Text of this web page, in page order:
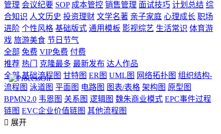
管理 会议纪要 SOP 成本管控 销售管理 面试技巧 计划总结 综
合知识 人文历史 投资理财 文学名著 亲子家庭 心理成长 职场
进阶 个性风格 基础版式 通用模板 影视综艺 生活常识 体育游
戏 旅游美食 节日节气
全部 免费 VIP免费 付费
推荐 热门 克隆最多 最新发布 达人作品
全部 基础流程图 甘特图 ER图 UML图 网络拓扑图 组织结构-
流程图 泳道图 平面图 电路图 图表/表格 架构图 原型图
BPMN2.0 韦恩图 关系图 逻辑图 魏朱商业模式 EPC事件过程
链图 EVC企业价值链图 其他流程图
 展开